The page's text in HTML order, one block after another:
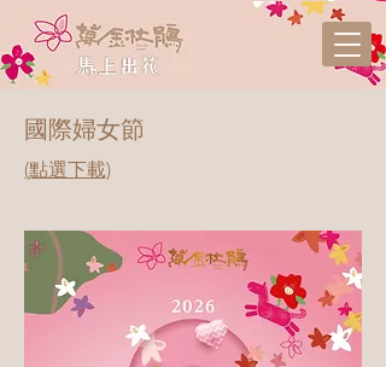
國際婦女節
​(點選下載)